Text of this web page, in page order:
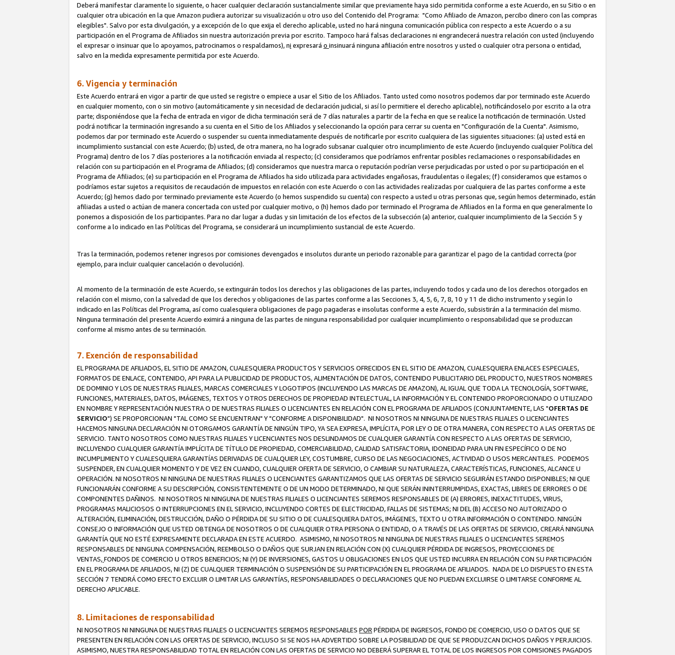
Deberá manifestar claramente lo siguiente, o hacer cualquier declaración sustancialmente similar que previamente haya sido permitida conforme a este Acuerdo, en su Sitio o en
cualquier otra ubicación en la que Amazon pudiera autorizar su visualización u otro uso del Contenido del Programa: "Como Afiliado de Amazon, percibo dinero con las compras
elegibles". Salvo por esta divulgación, y a excepción de lo que exija el derecho aplicable, usted no hará ninguna comunicación pública con respecto a este Acuerdo o a su
participación en el Programa de Afiliados sin nuestra autorización previa por escrito. Tampoco hará falsas declaraciones ni engrandecerá nuestra relación con usted (incluyendo
el expresar o insinuar que lo apoyamos, patrocinamos o respaldamos), ni expresará o insinuará ninguna afiliación entre nosotros y usted o cualquier otra persona o entidad,
salvo en la medida expresamente permitida por este Acuerdo.
6. Vigencia y terminación
Este Acuerdo entrará en vigor a partir de que usted se registre o empiece a usar el Sitio de los Afiliados. Tanto usted como nosotros podemos dar por terminado este Acuerdo
en cualquier momento, con o sin motivo (automáticamente y sin necesidad de declaración judicial, si así lo permitiere el derecho aplicable), notificándoselo por escrito a la otra
parte; disponiéndose que la fecha de entrada en vigor de dicha terminación será de 7 días naturales a partir de la fecha en que se realice la notificación de terminación. Usted
podrá notificar la terminación ingresando a su cuenta en el Sitio de los Afiliados y seleccionando la opción para cerrar su cuenta en "Configuración de la Cuenta". Asimismo,
podemos dar por terminado este Acuerdo o suspender su cuenta inmediatamente después de notificarle por escrito cualquiera de las siguientes situaciones: (a) usted está en
incumplimiento sustancial con este Acuerdo; (b) usted, de otra manera, no ha logrado subsanar cualquier otro incumplimiento de este Acuerdo (incluyendo cualquier Política del
Programa) dentro de los 7 días posteriores a la notificación enviada al respecto; (c) consideramos que podríamos enfrentar posibles reclamaciones o responsabilidades en
relación con su participación en el Programa de Afiliados; (d) consideramos que nuestra marca o reputación podrían verse perjudicadas por usted o por su participación en el
Programa de Afiliados; (e) su participación en el Programa de Afiliados ha sido utilizada para actividades engañosas, fraudulentas o ilegales; (f) consideramos que estamos o
podríamos estar sujetos a requisitos de recaudación de impuestos en relación con este Acuerdo o con las actividades realizadas por cualquiera de las partes conforme a este
Acuerdo; (g) hemos dado por terminado previamente este Acuerdo (o hemos suspendido su cuenta) con respecto a usted u otras personas que, según hemos determinado, están
afiliadas a usted o actúan de manera concertada con usted por cualquier motivo, o (h) hemos dado por terminado el Programa de Afiliados en la forma en que generalmente lo
ponemos a disposición de los participantes. Para no dar lugar a dudas y sin limitación de los efectos de la subsección (a) anterior, cualquier incumplimiento de la Sección 5 y
conforme a lo indicado en las Políticas del Programa, se considerará un incumplimiento sustancial de este Acuerdo.
Tras la terminación, podemos retener ingresos por comisiones devengados e insolutos durante un periodo razonable para garantizar el pago de la cantidad correcta (por
ejemplo, para incluir cualquier cancelación o devolución).
Al momento de la terminación de este Acuerdo, se extinguirán todos los derechos y las obligaciones de las partes, incluyendo todos y cada uno de los derechos otorgados en
relación con el mismo, con la salvedad de que los derechos y obligaciones de las partes conforme a las Secciones 3, 4, 5, 6, 7, 8, 10 y 11 de dicho instrumento y según lo
indicado en las Políticas del Programa, así como cualesquiera obligaciones de pago pagaderas e insolutas conforme a este Acuerdo, subsistirán a la terminación del mismo.
Ninguna terminación del presente Acuerdo eximirá a ninguna de las partes de ninguna responsabilidad por cualquier incumplimiento o responsabilidad que se produzcan
conforme al mismo antes de su terminación.
7. Exención de responsabilidad
EL PROGRAMA DE AFILIADOS, EL SITIO DE AMAZON, CUALESQUIERA PRODUCTOS Y SERVICIOS OFRECIDOS EN EL SITIO DE AMAZON, CUALESQUIERA ENLACES ESPECIALES,
FORMATOS DE ENLACE, CONTENIDO, API PARA LA PUBLICIDAD DE PRODUCTOS, ALIMENTACIÓN DE DATOS, CONTENIDO PUBLICITARIO DEL PRODUCTO, NUESTROS NOMBRES
DE DOMINIO Y LOS DE NUESTRAS FILIALES, MARCAS COMERCIALES Y LOGOTIPOS (INCLUYENDO LAS MARCAS DE AMAZON), AL IGUAL QUE TODA LA TECNOLOGÍA, SOFTWARE,
FUNCIONES, MATERIALES, DATOS, IMÁGENES, TEXTOS Y OTROS DERECHOS DE PROPIEDAD INTELECTUAL, LA INFORMACIÓN Y EL CONTENIDO PROPORCIONADO O UTILIZADO
EN NOMBRE Y REPRESENTACIÓN NUESTRA O DE NUESTRAS FILIALES O LICENCIANTES EN RELACIÓN CON EL PROGRAMA DE AFILIADOS (CONJUNTAMENTE, LAS "OFERTAS DE
SERVICIO") SE PROPORCIONAN "TAL COMO SE ENCUENTRAN" Y "CONFORME A DISPONIBILIDAD". NI NOSOTROS NI NINGUNA DE NUESTRAS FILIALES O LICENCIANTES
HACEMOS NINGUNA DECLARACIÓN NI OTORGAMOS GARANTÍA DE NINGÚN TIPO, YA SEA EXPRESA, IMPLÍCITA, POR LEY O DE OTRA MANERA, CON RESPECTO A LAS OFERTAS DE
SERVICIO. TANTO NOSOTROS COMO NUESTRAS FILIALES Y LICENCIANTES NOS DESLINDAMOS DE CUALQUIER GARANTÍA CON RESPECTO A LAS OFERTAS DE SERVICIO,
INCLUYENDO CUALQUIER GARANTÍA IMPLÍCITA DE TÍTULO DE PROPIEDAD, COMERCIABILIDAD, CALIDAD SATISFACTORIA, IDONEIDAD PARA UN FIN ESPECÍFICO O DE NO
INCUMPLIMIENTO Y CUALESQUIERA GARANTÍAS DERIVADAS DE CUALQUIER LEY, COSTUMBRE, CURSO DE LAS NEGOCIACIONES, ACTIVIDAD O USOS MERCANTILES. PODEMOS
SUSPENDER, EN CUALQUIER MOMENTO Y DE VEZ EN CUANDO, CUALQUIER OFERTA DE SERVICIO, O CAMBIAR SU NATURALEZA, CARACTERÍSTICAS, FUNCIONES, ALCANCE U
OPERACIÓN. NI NOSOTROS NI NINGUNA DE NUESTRAS FILIALES O LICENCIANTES GARANTIZAMOS QUE LAS OFERTAS DE SERVICIO SEGUIRÁN ESTANDO DISPONIBLES; NI QUE
FUNCIONARÁN CONFORME A SU DESCRIPCIÓN, CONSISTENTEMENTE O DE UN MODO DETERMINADO, NI QUE SERÁN ININTERRUMPIDAS, EXACTAS, LIBRES DE ERRORES O DE
COMPONENTES DAÑINOS. NI NOSOTROS NI NINGUNA DE NUESTRAS FILIALES O LICENCIANTES SEREMOS RESPONSABLES DE (A) ERRORES, INEXACTITUDES, VIRUS,
PROGRAMAS MALICIOSOS O INTERRUPCIONES EN EL SERVICIO, INCLUYENDO CORTES DE ELECTRICIDAD, FALLAS DE SISTEMAS; NI DEL (B) ACCESO NO AUTORIZADO O
ALTERACIÓN, ELIMINACIÓN, DESTRUCCIÓN, DAÑO O PÉRDIDA DE SU SITIO O DE CUALESQUIERA DATOS, IMÁGENES, TEXTO U OTRA INFORMACIÓN O CONTENIDO. NINGÚN
CONSEJO O INFORMACIÓN QUE USTED OBTENGA DE NOSOTROS O DE CUALQUIER OTRA PERSONA O ENTIDAD, O A TRAVÉS DE LAS OFERTAS DE SERVICIO, CREARÁ NINGUNA
GARANTÍA QUE NO ESTÉ EXPRESAMENTE DECLARADA EN ESTE ACUERDO. ASIMISMO, NI NOSOTROS NI NINGUNA DE NUESTRAS FILIALES O LICENCIANTES SEREMOS
RESPONSABLES DE NINGUNA COMPENSACIÓN, REEMBOLSO O DAÑOS QUE SURJAN EN RELACIÓN CON (X) CUALQUIER PÉRDIDA DE INGRESOS, PROYECCIONES DE
VENTAS,FONDOS DE COMERCIO U OTROS BENEFICIOS; NI (Y) DE INVERSIONES, GASTOS U OBLIGACIONES EN LOS QUE USTED INCURRA EN RELACIÓN CON SU PARTICIPACIÓN
EN EL PROGRAMA DE AFILIADOS, NI (Z) DE CUALQUIER TERMINACIÓN O SUSPENSIÓN DE SU PARTICIPACIÓN EN EL PROGRAMA DE AFILIADOS. NADA DE LO DISPUESTO EN ESTA
SECCIÓN 7 TENDRÁ COMO EFECTO EXCLUIR O LIMITAR LAS GARANTÍAS, RESPONSABILIDADES O DECLARACIONES QUE NO PUEDAN EXCLUIRSE O LIMITARSE CONFORME AL
DERECHO APLICABLE.
8. Limitaciones de responsabilidad
NI NOSOTROS NI NINGUNA DE NUESTRAS FILIALES O LICENCIANTES SEREMOS RESPONSABLES PORPÉRDIDA DE INGRESOS, FONDO DE COMERCIO, USO O DATOS QUE SE
PRESENTEN EN RELACIÓN CON LAS OFERTAS DE SERVICIO, INCLUSO SI SE NOS HA ADVERTIDO SOBRE LA POSIBILIDAD DE QUE SE PRODUZCAN DICHOS DAÑOS Y PERJUICIOS.
ASIMISMO, NUESTRA RESPONSABILIDAD TOTAL EN RELACIÓN CON LAS OFERTAS DE SERVICIO NO DEBERÁ SUPERAR EL TOTAL DE LOS INGRESOS POR COMISIONES PAGADOS